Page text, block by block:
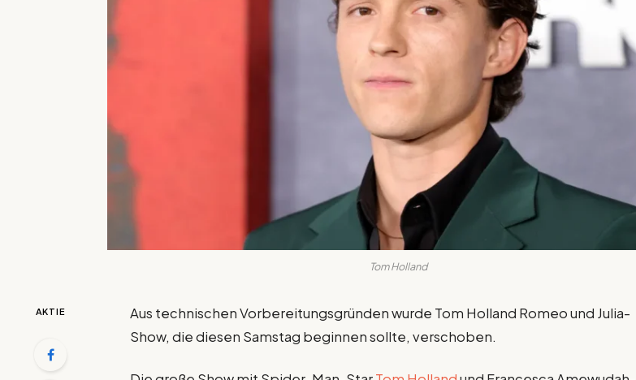
Tom Holland
AKTIE
Aus technischen Vorbereitungsgründen wurde Tom Holland Romeo und Julia-
Show, die diesen Samstag beginnen sollte, verschoben.